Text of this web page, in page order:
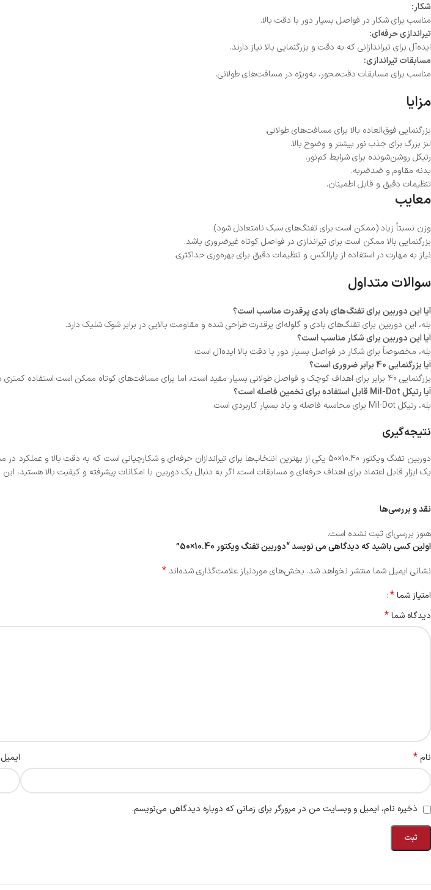
شکار:
مناسب برای شکار در فواصل بسیار دور با دقت بالا.
تیراندازی حرفه‌ای:
ایده‌آل برای تیراندازانی که به دقت و بزرگنمایی بالا نیاز دارند.
مسابقات تیراندازی:
مناسب برای مسابقات دقت‌محور، به‌ویژه در مسافت‌های طولانی.
مزایا
بزرگنمایی فوق‌العاده بالا برای مسافت‌های طولانی.
لنز بزرگ برای جذب نور بیشتر و وضوح بالا.
رتیکل روشن‌شونده برای شرایط کم‌نور.
بدنه مقاوم و ضدضربه.
تنظیمات دقیق و قابل اطمینان.
معایب
وزن نسبتاً زیاد (ممکن است برای تفنگ‌های سبک نامتعادل شود).
بزرگنمایی بالا ممکن است برای تیراندازی در فواصل کوتاه غیرضروری باشد.
نیاز به مهارت در استفاده از پارالکس و تنظیمات دقیق برای بهره‌وری حداکثری.
سوالات متداول
آیا این دوربین برای تفنگ‌های بادی پرقدرت مناسب است؟
بله، این دوربین برای تفنگ‌های بادی و گلوله‌ای پرقدرت طراحی شده و مقاومت بالایی در برابر شوک شلیک دارد.
آیا این دوربین برای شکار مناسب است؟
بله، مخصوصاً برای شکار در فواصل بسیار دور با دقت بالا ایده‌آل است.
آیا بزرگنمایی 40 برابر ضروری است؟
بزرگنمایی 40 برابر برای اهداف کوچک و فواصل طولانی بسیار مفید است، اما برای مسافت‌های کوتاه ممکن است استفاده کمتری داشته باشد.
آیا رتیکل Mil-Dot قابل استفاده برای تخمین فاصله است؟
بله، رتیکل Mil-Dot برای محاسبه فاصله و باد بسیار کاربردی است.
نتیجه‌گیری
یک ابزار قابل اعتماد برای اهداف حرفه‌ای و مسابقات است. اگر به دنبال یک دوربین با امکانات پیشرفته و کیفیت بالا هستید،
نقد و بررسی‌ها
هنوز بررسی‌ای ثبت نشده است.
اولین کسی باشید که دیدگاهی می نویسد “دوربین تفنگ ویکتور 10.40×50”
نشانی ایمیل شما منتشر نخواهد شد. بخش‌های موردنیاز علامت‌گذاری شده‌اند*
امتیاز شما*
دیدگاه شما*
نام* ایمیل
ذخیره نام، ایمیل و وبسایت من در مرورگر برای زمانی که دوباره دیدگاهی می‌نویسم.